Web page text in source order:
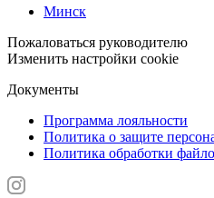
Минск
Пожаловаться руководителю
Изменить настройки cookie
Документы
Программа лояльности
Политика о защите
Политика обработки